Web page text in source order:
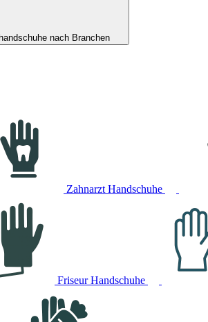
nach Branchen
Zahnarzt Handschuhe
Friseur Handschuhe